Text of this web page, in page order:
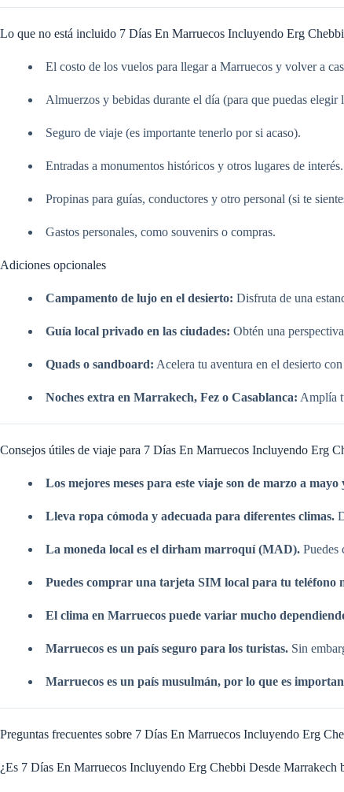
Lo que no está incluido 7 Días En Marruecos Incluyendo Erg
El costo de los vuelos para llegar a Marruecos y volver a
Almuerzos y bebidas durante el día (para que puedas elegir
Seguro de viaje (es importante tenerlo por si acaso).
Entradas a monumentos históricos y otros lugares de interés.
Propinas para guías, conductores y otro personal (si te
Gastos personales, como souvenirs o compras.
Adiciones opcionales
Campamento de lujo en el desierto: Disfruta de una
Guía local privado en las ciudades: Obtén una
Quads o sandboard: Acelera tu aventura en el desierto
Noches extra en Marrakech, Fez o Casablanca: Amplía
Consejos útiles de viaje para 7 Días En Marruecos Incluyendo Erg
Los mejores meses para este viaje son de marzo a
Lleva ropa cómoda y adecuada para diferentes climas.
La moneda local es el dirham marroquí (MAD). Puedes
Puedes comprar una tarjeta SIM local para tu teléfono
El clima en Marruecos puede variar mucho
Marruecos es un país seguro para los turistas. Sin
Marruecos es un país musulmán, por lo que es
Preguntas frecuentes sobre 7 Días En Marruecos Incluyendo Erg
¿Es 7 Días En Marruecos Incluyendo Erg Chebbi Desde Marrakech